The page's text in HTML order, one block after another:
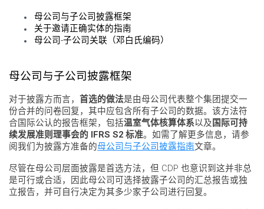
母公司与子公司披露框架
关于邀请正确实体的指南
母公司-子公司关联（邓白氏编码）
母公司与子公司披露框架
对于披露方而言， 首选的做法是由母公司代表整个集团提交一
份合并的问卷回复，其中应包含所有子公司的数据。该方法符
合国际公认的报告框架，包括温室气体核算体系以及 国际可持
续发展准则理事会的 IFRS S2 标准。如需了解更多信息，请参
阅我们为披露方准备的母公司与子公司披露指南文章。
尽管在母公司层面披露是首选方法，但 CDP 也意识到这并非总
是可行或合适，因此母公司可选择披露子公司的汇总报告或独
立报告，并可自行决定为其多少家子公司进行回复。